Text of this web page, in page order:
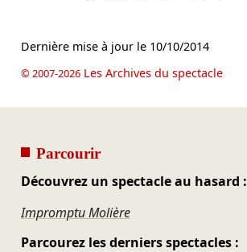
Dernière mise à jour le 10/10/2014
© 2007-2026Les Archives du spectacle
Parcourir
Découvrez un spectacle au hasard :
Impromptu Molière
Parcourez les derniers spectacles :